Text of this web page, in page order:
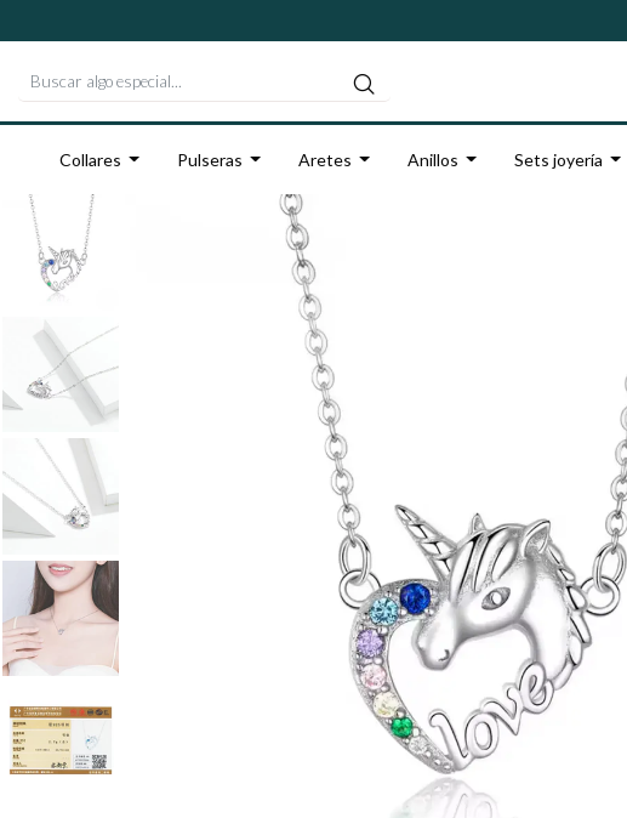
Collares Pulseras Aretes Anillos Sets joyería